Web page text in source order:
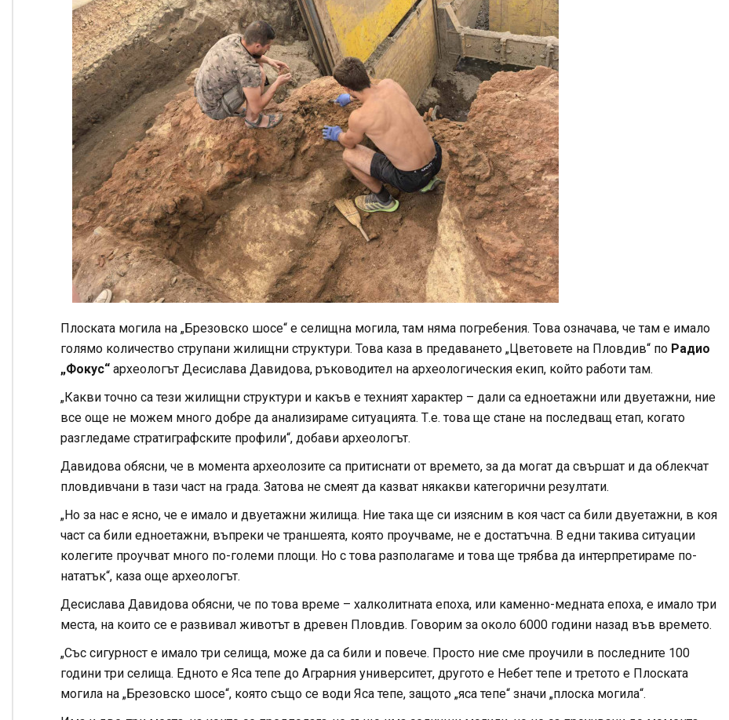
Плоската могила на „Брезовско шосе“ е селищна могила, там няма погребения. Това означава, че там е имало
голямо количество струпани жилищни структури. Това каза в предаването „Цветовете на Пловдив“ по Радио
„Фокус“ археологът Десислава Давидова, ръководител на археологическия екип, който работи там.
„Какви точно са тези жилищни структури и какъв е техният характер – дали са едноетажни или двуетажни, ние
все още не можем много добре да анализираме ситуацията. Т.е. това ще стане на последващ етап, когато
разгледаме стратиграфските профили“, добави археологът.
Давидова обясни, че в момента археолозите са притиснати от времето, за да могат да свършат и да облекчат
пловдивчани в тази част на града. Затова не смеят да казват някакви категорични резултати.
„Но за нас е ясно, че е имало и двуетажни жилища. Ние така ще си изясним в коя част са били двуетажни, в коя
част са били едноетажни, въпреки че траншеята, която проучваме, не е достатъчна. В едни такива ситуации
колегите проучват много по-големи площи. Но с това разполагаме и това ще трябва да интерпретираме по-
нататък“, каза още археологът.
Десислава Давидова обясни, че по това време – халколитната епоха, или каменно-медната епоха, е имало три
места, на които се е развивал животът в древен Пловдив. Говорим за около 6000 години назад във времето.
„Със сигурност е имало три селища, може да са били и повече. Просто ние сме проучили в последните 100
години три селища. Едното е Яса тепе до Аграрния университет, другото е Небет тепе и третото е Плоската
могила на „Брезовско шосе“, която също се води Яса тепе, защото „яса тепе“ значи „плоска могила“.